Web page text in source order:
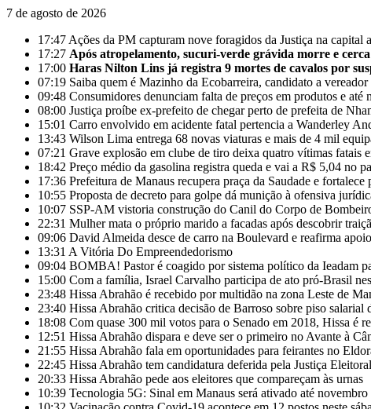
7 de agosto de 2026
17:47 Ações da PM capturam nove foragidos da Justiça na capital
17:27 Após atropelamento, sucuri-verde grávida morre e
17:00 Haras Nilton Lins já registra 9 mortes de cavalos por
07:19 Saiba quem é Mazinho da Ecobarreira, candidato a
09:48 Consumidores denunciam falta de preços em produtos e
08:00 Justiça proíbe ex-prefeito de chegar perto de prefeita de
15:01 Carro envolvido em acidente fatal pertencia a Wanderley
13:43 Wilson Lima entrega 68 novas viaturas e mais de 4 mil
07:21 Grave explosão em clube de tiro deixa quatro vítimas fatais
18:42 Preço médio da gasolina registra queda e vai a R$ 5,04 no
17:36 Prefeitura de Manaus recupera praça da Saudade e
10:55 Proposta de decreto para golpe dá munição à ofensiva
10:07 SSP-AM vistoria construção do Canil do Corpo de
22:31 Mulher mata o próprio marido a facadas após descobrir
09:06 David Almeida desce de carro na Boulevard e reafirma
13:31 A Vitória Do Empreendedorismo
09:04 BOMBA! Pastor é coagido por sistema político da Ieadam
15:00 Com a família, Israel Carvalho participa de ato pró-Brasil
23:48 Hissa Abrahão é recebido por multidão na zona Leste de
23:40 Hissa Abrahão critica decisão de Barroso sobre piso salarial
18:08 Com quase 300 mil votos para o Senado em 2018, Hissa é
12:51 Hissa Abrahão dispara e deve ser o primeiro no Avante à
21:55 Hissa Abrahão fala em oportunidades para feirantes no
22:45 Hissa Abrahão tem candidatura deferida pela Justiça Eleitoral
20:33 Hissa Abrahão pede aos eleitores que compareçam às urnas
10:39 Tecnologia 5G: Sinal em Manaus será ativado até novembro